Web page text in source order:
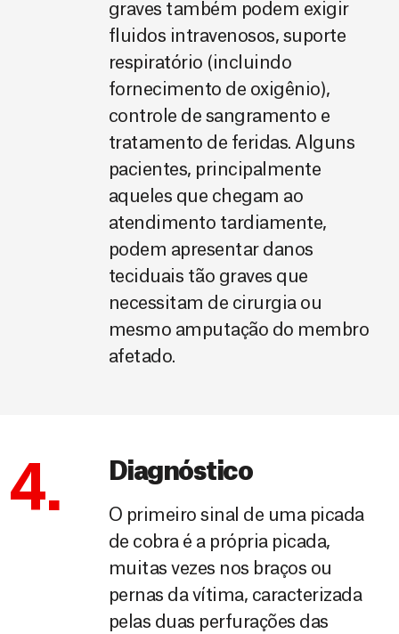
graves também podem exigir
fluidos intravenosos, suporte
respiratório (incluindo
fornecimento de oxigênio),
controle de sangramento e
tratamento de feridas. Alguns
pacientes, principalmente
aqueles que chegam ao
atendimento tardiamente,
podem apresentar danos
teciduais tão graves que
necessitam de cirurgia ou
mesmo amputação do membro
afetado.
4. Diagnóstico
O primeiro sinal de uma picada
de cobra é a própria picada,
muitas vezes nos braços ou
pernas da vítima, caracterizada
pelas duas perfurações das